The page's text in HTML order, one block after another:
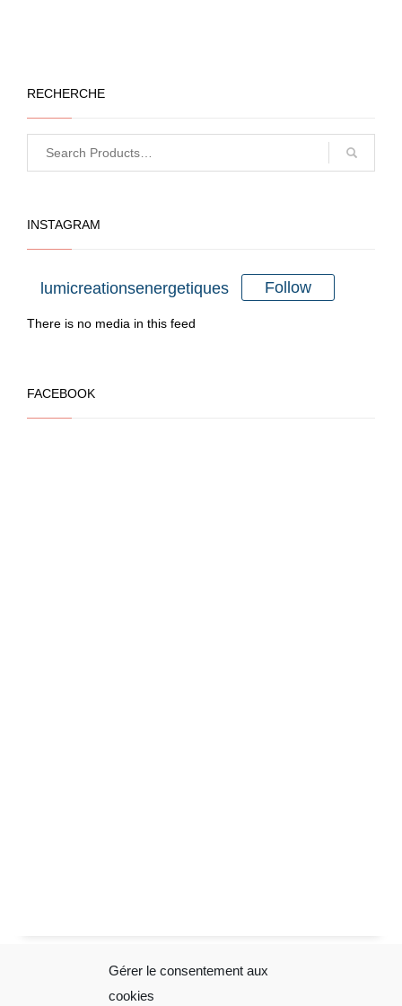
Gérer le consentement aux
cookies
variations.
être
RECHERCHE
INSTAGRAM
lumicreationsenergetiques Follow
There is no media in this feed
FACEBOOK
Sophie Folliot
Mentions